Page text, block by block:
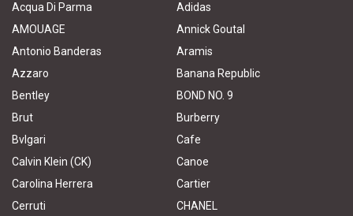
Acqua Di Parma
Adidas
AMOUAGE
Annick Goutal
Antonio Banderas
Aramis
Azzaro
Banana Republic
Bentley
BOND NO. 9
Brut
Burberry
Bvlgari
Cafe
Calvin Klein (CK)
Canoe
Carolina Herrera
Cartier
Cerruti
CHANEL